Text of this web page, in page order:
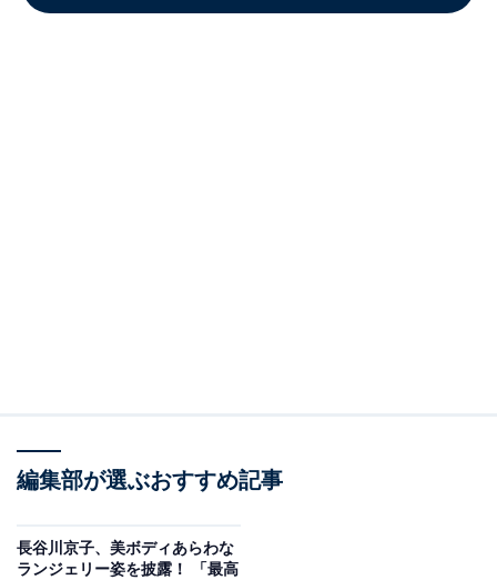
編集部が選ぶおすすめ記事
長谷川京子、美ボディあらわな
ランジェリー姿を披露！ 「最高